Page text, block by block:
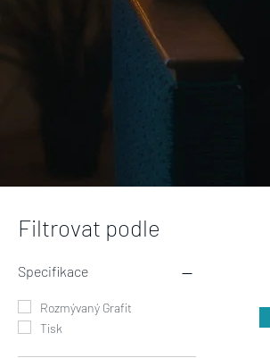
Filtrovat podle
Specifikace
Rozmývaný Grafit
Tisk